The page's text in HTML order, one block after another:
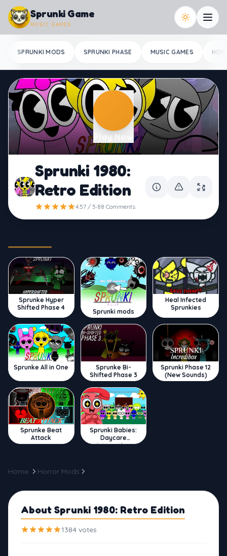
Skip to content
Sprunki Game
MUSIC GAMES
SPRUNKI MODS SPRUNKI PHASE MUSIC GAMES
Play Now
Sprunki 1980:
Retro Edition
4.57 / 5·88 Comments
Sprunke Hyper
Shifted Phase 4
Sprunki mods
Heal Infected
Sprunkies
Sprunke All in One
Sprunke Bi-
Shifted Phase 3
Sprunki Phase 12
(New Sounds)
Sprunke Beat
Attack
Sprunki Babies:
Daycare
Interactive
Home Horror Mods
About Sprunki 1980: Retro Edition
1384 votes